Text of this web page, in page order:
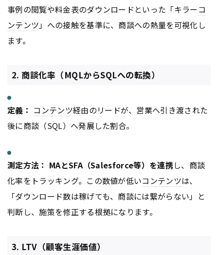
事例の閲覧や料金表のダウンロードといった「キラー コ
ンテンツ」への接触を基準に、商談への熱量を可視化し
ます。
2. 商談化率（MQLからSQLへの転換）
定義： コンテンツ経由のリードが、営業へ引き渡された
後に商談（SQL）へ発展した割合。
測定方法： MAとSFA（Salesforce等）を連携し、商談
化率をトラッキング。この数値が低いコンテンツは、
「ダウンロード数は稼げても、商談には繋がらない」と
判断し、施策を修正する根拠になります。
3. LTV（顧客生涯価値）